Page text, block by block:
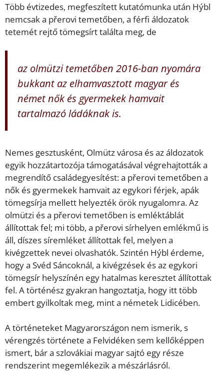
Több évtizedes, megfeszített kutatómunka után Hýbl
nemcsak a přerovi temetőben, a férfi áldozatok
tetemét rejtő tömegsírt találta meg, de
az olmützi temetőben 2016-ban nyomára
bukkant az elhamvasztott magyar és
német nők és gyermekek hamvait
tartalmazó ládáknak is.
Nemes gesztusként, Olmütz városa és az áldozatok
egyik hozzátartozója támogatásával végrehajtották a
megrendítő családegyesítést: a přerovi temetőben a
nők és gyermekek hamvait az egykori férjek, apák
tömegsírja mellett helyezték örök nyugalomra. Az
olmützi és a přerovi temetőben is emléktáblát
állítottak fel; mi több, a přerovi sírhelyen emlékmű is
áll, díszes síremléket állítottak fel, melyen a
kivégzettek nevei olvashatók. Szintén Hýbl érdeme,
hogy a Svéd Sáncoknál, a kivégzések és az egykori
tömegsír helyszínén egy hatalmas keresztet állítottak
fel. A történész gyakran hangoztatja, hogy itt több
embert gyilkoltak meg, mint a németek Lidicében.
A történeteket Magyarországon nem ismerik, s
vérengzés története a Felvidéken sem kellőképpen
ismert, bár a szlovákiai magyar sajtó egy része
rendszerint megemlékezik a mészárlásról.